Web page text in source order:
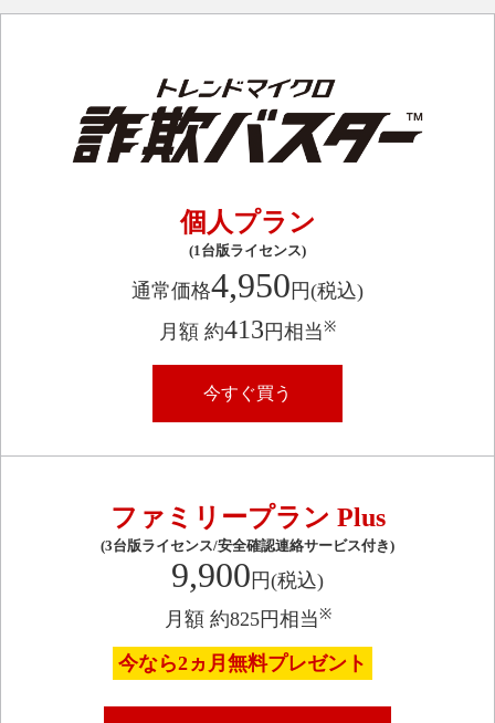
個人プラン
(1台版ライセンス)​
通常価格4,950 円(税込)
月額 約413 円相当※
今すぐ買う
ファミリープラン Plus​
(3台版ライセンス/安全確認連絡サービス付き)​
9,900 円(税込)
月額 約825円相当※
今なら2ヵ月無料プレゼント